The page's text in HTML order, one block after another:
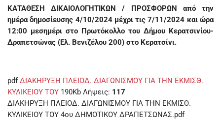
ΚΑΤΑΘΕΣΗ ΔΙΚΑΙΟΛΟΓΗΤΙΚΩΝ / ΠΡΟΣΦΟΡΩΝ από την
ημέρα δημοσίευσης 4/10/2024 μέχρι τις 7/11/2024 και ώρα
12:00 μεσημέρι στο Πρωτόκολλο του Δήμου Κερατσινίου-
Δραπετσώνας (Ελ. Βενιζέλου 200) στο Κερατσίνι.
pdf ΔΙΑΚΗΡΥΞΗ ΠΛΕΙΟΔ. ΔΙΑΓΩΝΙΣΜΟΥ ΓΙΑ ΤΗΝ ΕΚΜΙΣΘ.
ΚΥΛΙΚΕΙΟΥ ΤΟΥ 190Kb Λήψεις: 117
ΔΙΑΚΗΡΥΞΗ ΠΛΕΙΟΔ. ΔΙΑΓΩΝΙΣΜΟΥ ΓΙΑ ΤΗΝ ΕΚΜΙΣΘ.
ΚΥΛΙΚΕΙΟΥ ΤΟΥ 4ου ΔΗΜΟΤΙΚΟΥ ΔΡΑΠΕΤΣΩΝΑΣ.pdf